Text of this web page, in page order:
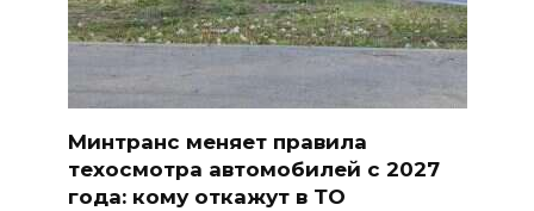
Минтранс меняет правила
техосмотра автомобилей с 2027
года: кому откажут в ТО